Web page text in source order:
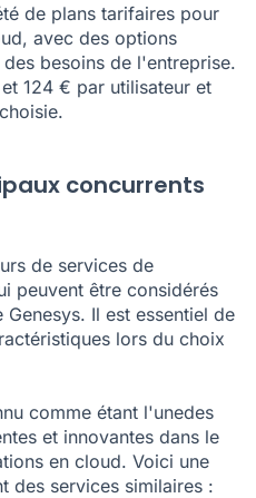
de plans tarifaires pour
avec des options
besoins de l'entreprise.
124 € par utilisateur et
concurrents
de services de
peuvent être considérés
Il est essentiel de
lors du choix
comme étant l'unedes
et innovantes dans le
en cloud. Voici une
des services similaires :